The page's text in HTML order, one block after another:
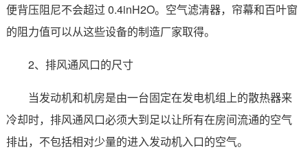
便背压阻尼不会超过 0.4inH2O。空气滤清器，帘幕和百叶窗
的阻力值可以从这些设备的制造厂家取得。
2、排风通风口的尺寸
当发动机和机房是由一台固定在发电机组上的散热器来
冷却时，排风通风口必须大到足以让所有在房间流通的空气
排出，不包括相对少量的进入发动机入口的空气。